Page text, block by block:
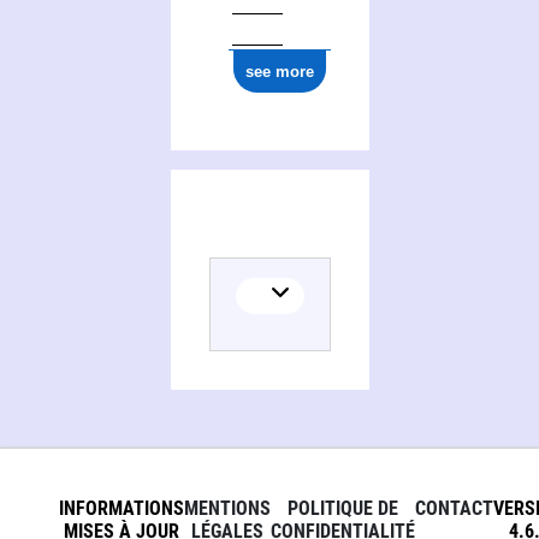
see more
INFORMATIONS
MISES À JOUR
MENTIONS
LÉGALES
POLITIQUE DE
CONFIDENTIALITÉ
CONTACT